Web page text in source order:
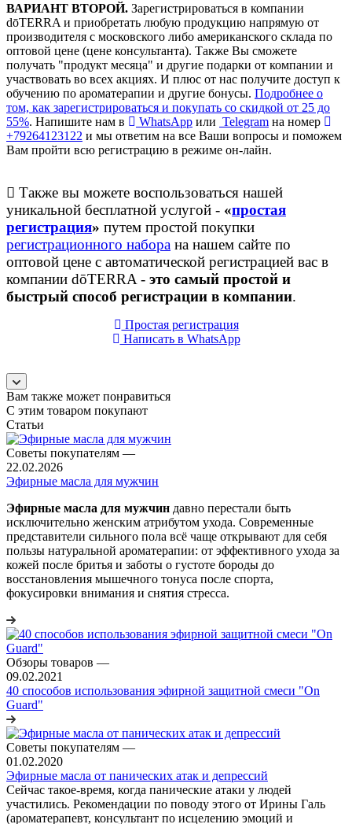
ВАРИАНТ ВТОРОЙ. Зарегистрироваться в компании
dōTERRA и приобретать любую продукцию напрямую от
производителя с московского либо американского склада по
оптовой цене (цене консультанта). Также Вы сможете
получать "продукт месяца" и другие подарки от компании и
участвовать во всех акциях. И плюс от нас получите доступ к
обучению по ароматерапии и другие бонусы. Подробнее о
том, как зарегистрироваться и покупать со скидкой от 25 до
55%. Напишите нам в WhatsApp или Telegram на номер
+79264123122 и мы ответим на все Ваши вопросы и поможем
Вам пройти всю регистрацию в режиме он-лайн.
Также вы можете воспользоваться нашей
уникальной бесплатной услугой - «простая
регистрация» путем простой покупки
регистрационного набора на нашем сайте по
оптовой цене с автоматической регистрацией вас в
компании dōTERRA - это самый простой и
быстрый способ регистрации в компании.
Простая регистрация
Написать в WhatsApp
Вам также может понравиться
С этим товаром покупают
Статьи
Советы покупателям —
22.02.2026
Эфирные масла для мужчин
Эфирные масла для мужчин давно перестали быть
исключительно женским атрибутом ухода. Современные
представители сильного пола всё чаще открывают для себя
пользы натуральной ароматерапии: от эффективного ухода за
кожей после бритья и заботы о густоте бороды до
восстановления мышечного тонуса после спорта,
фокусировки внимания и снятия стресса.
Обзоры товаров —
09.02.2021
40 способов использования эфирной защитной смеси "On
Guard"
Советы покупателям —
01.02.2020
Эфирные масла от панических атак и депрессий
Сейчас такое-время, когда панические атаки у людей
участились. Рекомендации по поводу этого от Ирины Галь
(ароматерапевт, консультант по исцелению эмоций и